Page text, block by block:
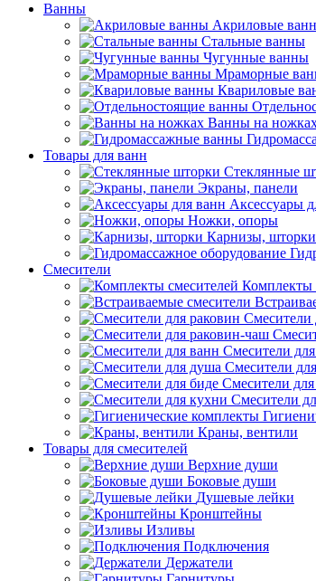
Ванны
Акриловые
Стальные ванны
Чугунные ванны
Мраморные
Квариловые
Ванны на
Товары для ванн
Стеклянные
Экраны, панели
Аксессуары
Ножки, опоры
Карнизы, шторки
Смесители
Комплекты
Смесители
Смесители
Смесители
Смесители
Смесители
Краны, вентили
Товары для смесителей
Верхние души
Боковые души
Душевые лейки
Кронштейны
Изливы
Подключения
Держатели